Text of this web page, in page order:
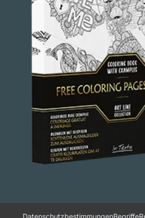
DatenschutzbestimmungenBegriffe